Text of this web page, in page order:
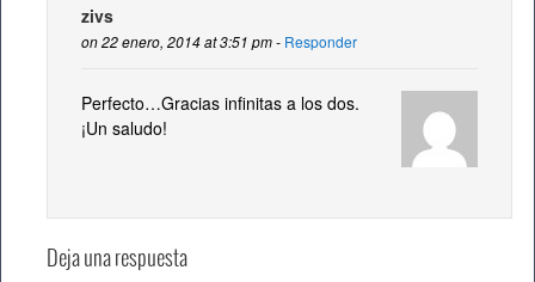
zivs
on 22 enero, 2014 at 3:51 pm - Responder
Perfecto…Gracias infinitas a los dos.
¡Un saludo!
Deja una respuesta